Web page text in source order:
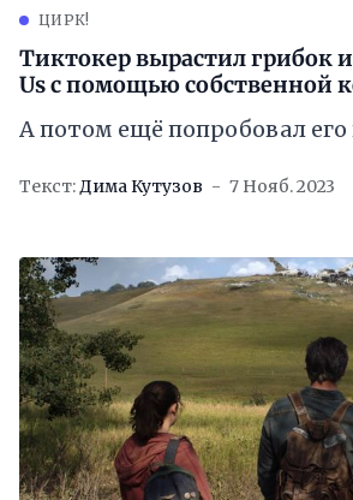
ЦИРК!
Тиктокер вырастил грибок
Us с помощью собственной
А потом ещё попробовал его
Текст:Дима Кутузов 7 Нояб. 2023